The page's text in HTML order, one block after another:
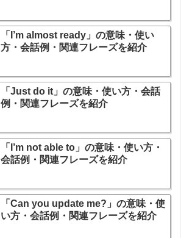
「I’m almost ready」の意味・使い
方・会話例・関連フレーズを紹介
「Just do it」の意味・使い方・会話
例・関連フレーズを紹介
「I’m not able to」の意味・使い方・
会話例・関連フレーズを紹介
「Can you update me?」の意味・使
い方・会話例・関連フレーズを紹介